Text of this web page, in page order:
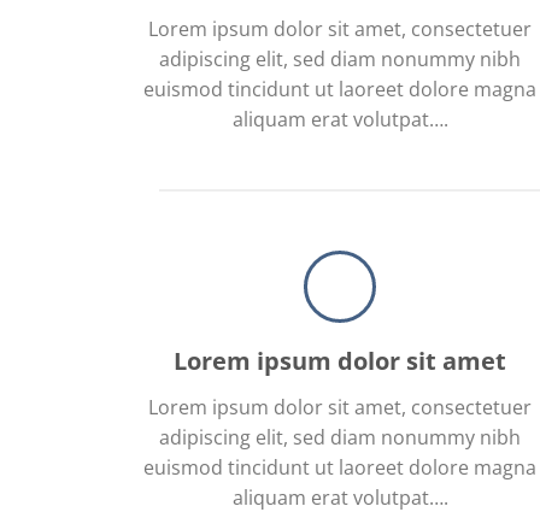
Lorem ipsum dolor sit amet, consectetuer
adipiscing elit, sed diam nonummy nibh
euismod tincidunt ut laoreet dolore magna
aliquam erat volutpat….
Lorem ipsum dolor sit amet
Lorem ipsum dolor sit amet, consectetuer
adipiscing elit, sed diam nonummy nibh
euismod tincidunt ut laoreet dolore magna
aliquam erat volutpat….